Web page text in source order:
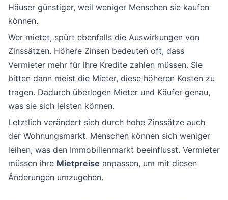
Häuser günstiger, weil weniger Menschen sie kaufen
können.
Wer mietet, spürt ebenfalls die Auswirkungen von
Zinssätzen. Höhere Zinsen bedeuten oft, dass
Vermieter mehr für ihre Kredite zahlen müssen. Sie
bitten dann meist die Mieter, diese höheren Kosten zu
tragen. Dadurch überlegen Mieter und Käufer genau,
was sie sich leisten können.
Letztlich verändert sich durch hohe Zinssätze auch
der Wohnungsmarkt. Menschen können sich weniger
leihen, was den Immobilienmarkt beeinflusst. Vermieter
müssen ihre Mietpreise anpassen, um mit diesen
Änderungen umzugehen.